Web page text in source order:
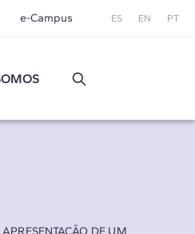
e-Campus ES EN PT
APRESENTAÇÃO DE UM